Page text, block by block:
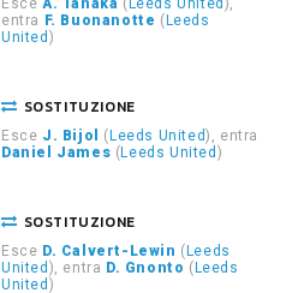
Esce A. Tanaka ( Leeds United ),
entra
F. Buonanotte ( Leeds
United )
SOSTITUZIONE
Esce J. Bijol ( Leeds United), entra
Daniel James ( Leeds United )
SOSTITUZIONE
Esce D. Calvert-Lewin ( Leeds
United ), entra D. Gnonto ( Leeds
United )